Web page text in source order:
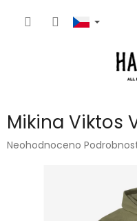
Mikina Viktos
Průměrné
Neohodnoceno